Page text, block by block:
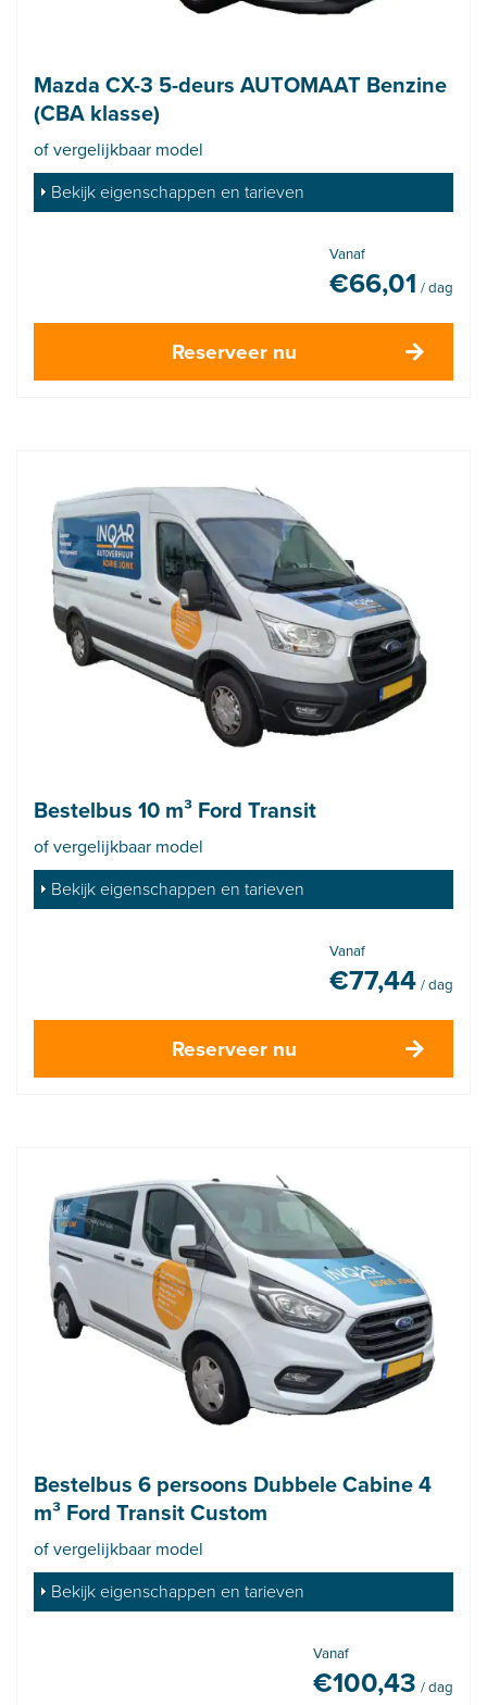
Mazda CX-3 5-deurs AUTOMAAT Benzine
(CBA klasse)
of vergelijkbaar model
Bekijk eigenschappen en tarieven
Vanaf
€66,01 / dag
Reserveer nu
Bestelbus 10 m³ Ford Transit
of vergelijkbaar model
Bekijk eigenschappen en tarieven
Vanaf
€77,44 / dag
Reserveer nu
Bestelbus 6 persoons Dubbele Cabine 4
m³ Ford Transit Custom
of vergelijkbaar model
Bekijk eigenschappen en tarieven
Vanaf
€100,43 / dag